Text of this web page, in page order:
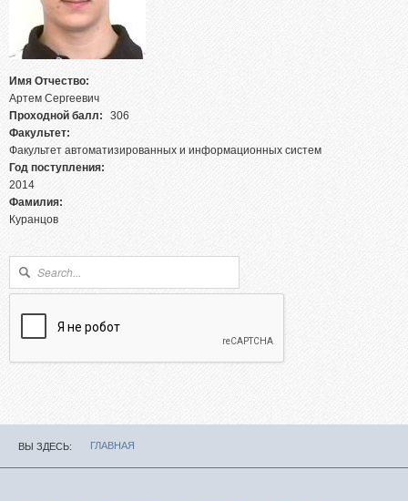
Зачисление без вступительных испытаний
Родителям абитуриентов
Часто задаваемые вопросы
Факультет довузовской подготовки
Репетиционное тестирование
Профориентанционные мероприятия 2023/2024
Имя Отчество:
Артем Сергеевич
Проходной балл:
306
Факультет:
Факультет автоматизированных и информационных систем
Год поступления:
2014
Фамилия:
Куранцов
Форма поиска
Поиск
ВЫ ЗДЕСЬ ГЛАВНАЯ